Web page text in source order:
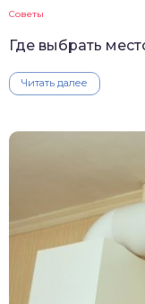
Советы
Где выбрать
Читать далее